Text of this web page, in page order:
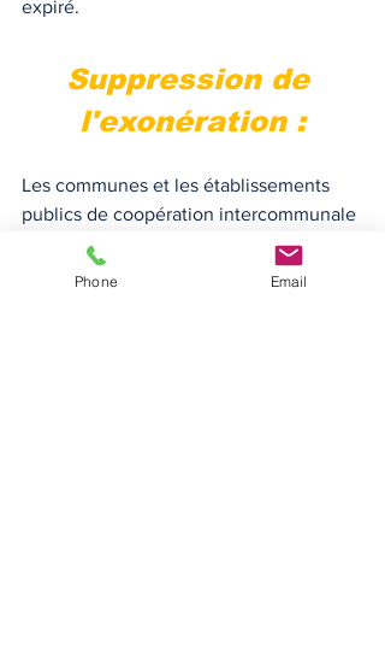
expiré.
Suppression de
l'exonération :
Les communes et les établissements
publics de coopération intercommunale
peuvent supprimer l'exonération
lorsque sur leur territoire le parc de
Phone Email